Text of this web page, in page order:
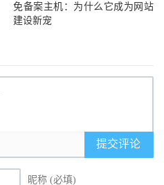
免备案主机：为什么它成为网站
建设新宠
提交评论
昵称 (必填)